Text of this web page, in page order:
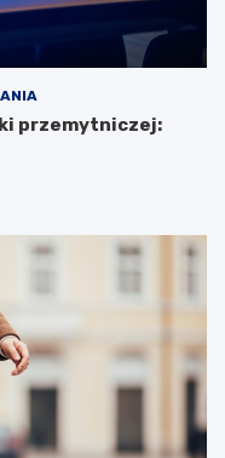
przemytniczej: